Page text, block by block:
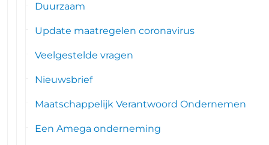
Duurzaam
Update maatregelen coronavirus
Veelgestelde vragen
Nieuwsbrief
Maatschappelijk Verantwoord Ondernemen
Een Amega onderneming